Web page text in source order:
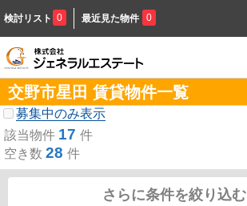
検討リスト 0 最近見た物件 0
交野市星田 賃貸物件一覧
募集中のみ表示
該当物件 17 件
空き数 28 件
さらに条件を絞り込む